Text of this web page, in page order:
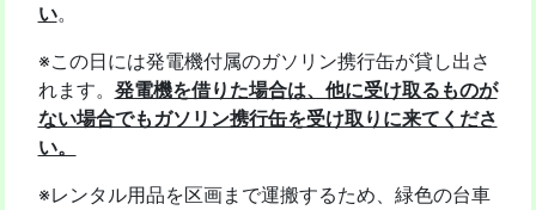
い。
※この日には発電機付属のガソリン携行缶が貸し出さ
れます。 発電機を借りた場合は、他に受け取るものが
ない場合でもガソリン携行缶を受け取りに来てくださ
い。
※レンタル用品を区画まで運搬するため、緑色の台車